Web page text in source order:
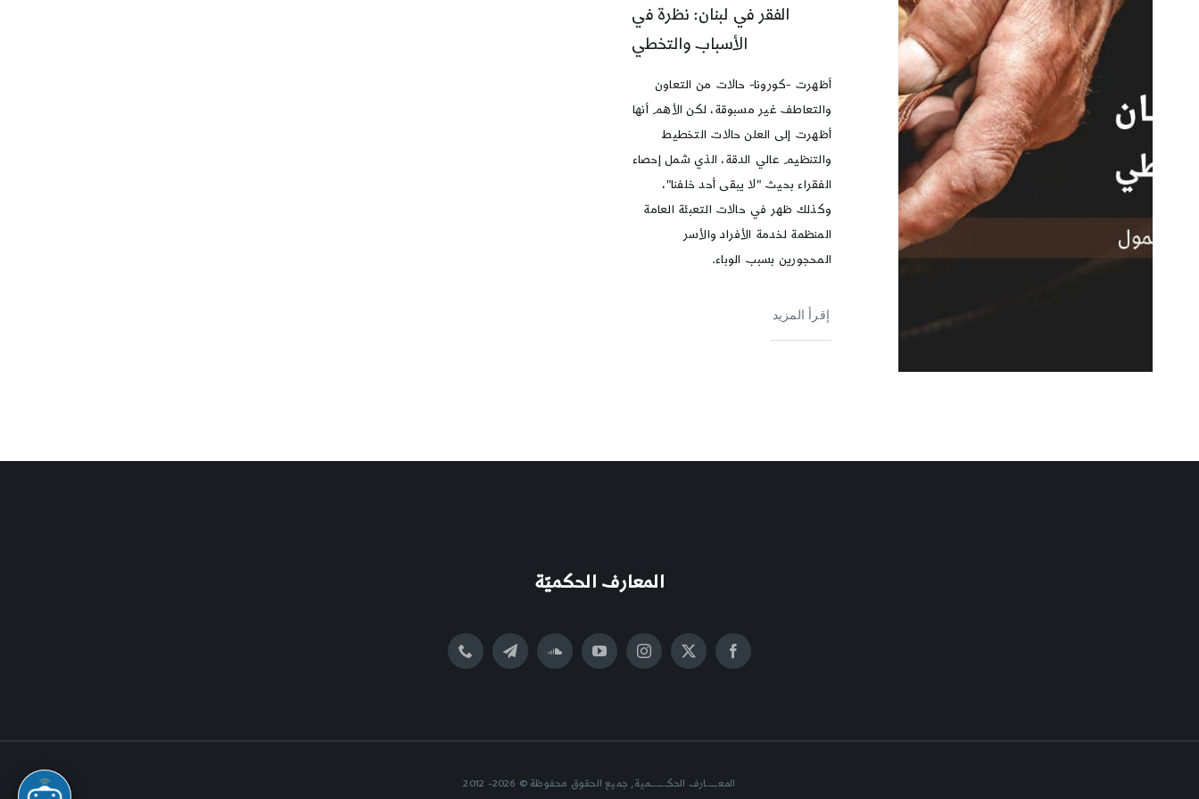
الفقر في لبنان: نظرة في
الأسباب والتخطي
أظهرت -كورونا- حالات من التعاون
والتعاطف غير مسبوقة، لكن الأهم أنها
أظهرت إلى العلن حالات التخطيط
والتنظيم عالي الدقة، الذي شمل إحصاء
الفقراء بحيث "لا يبقى أحد خلفنا"،
وكذلك ظهر في حالات التعبئة العامة
المنظمة لخدمة الأفراد والأسر
المحجورين بسبب الوباء.
إقرأ المزيد
المعارف الحكميّة
المعــــــارف الحكــــــــمية, جميع الحقوق محفوظة © 2026- 2012